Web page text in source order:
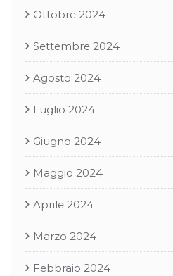
Ottobre 2024
Settembre 2024
Agosto 2024
Luglio 2024
Giugno 2024
Maggio 2024
Aprile 2024
Marzo 2024
Febbraio 2024